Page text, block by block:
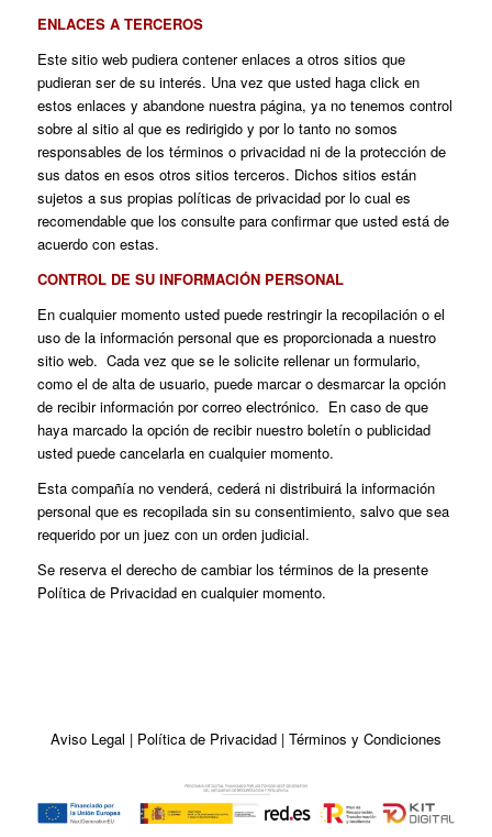
ENLACES A TERCEROS
Este sitio web pudiera contener enlaces a otros sitios que
pudieran ser de su interés. Una vez que usted haga click en
estos enlaces y abandone nuestra página, ya no tenemos control
sobre al sitio al que es redirigido y por lo tanto no somos
responsables de los términos o privacidad ni de la protección de
sus datos en esos otros sitios terceros. Dichos sitios están
sujetos a sus propias políticas de privacidad por lo cual es
recomendable que los consulte para confirmar que usted está de
acuerdo con estas.
CONTROL DE SU INFORMACIÓN PERSONAL
En cualquier momento usted puede restringir la recopilación o el
uso de la información personal que es proporcionada a nuestro
sitio web. Cada vez que se le solicite rellenar un formulario,
como el de alta de usuario, puede marcar o desmarcar la opción
de recibir información por correo electrónico. En caso de que
haya marcado la opción de recibir nuestro boletín o publicidad
usted puede cancelarla en cualquier momento.
Esta compañía no venderá, cederá ni distribuirá la información
personal que es recopilada sin su consentimiento, salvo que sea
requerido por un juez con un orden judicial.
Se reserva el derecho de cambiar los términos de la presente
Política de Privacidad en cualquier momento.
Aviso Legal | Política de Privacidad| Términos y Condiciones